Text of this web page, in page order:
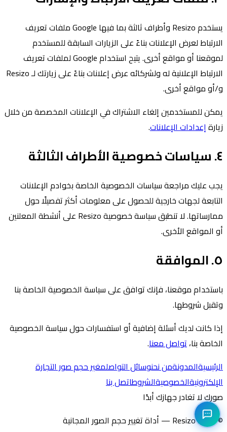
يستخدم Resizo وأطراف ثالثة بما فيها Google ملفات تعريف
الارتباط لعرض الإعلانات بناءً على الزيارات السابقة للمستخدم
لموقعنا أو مواقع أخرى. يتيح استخدام Google لملفات تعريف
الارتباط الإعلانية له ولشركائه عرض إعلانات بناءً على زيارتك لـ Resizo
و/أو مواقع أخرى.
يمكن للمستخدمين إلغاء الاشتراك في الإعلانات المخصصة من خلال
زيارةإعدادات الإعلانات.
٤. سياسات خصوصية الأطراف الثالثة
يجب عليك مراجعة سياسات الخصوصية الخاصة بخوادم الإعلانات
التابعة لجهات خارجية للحصول على معلومات أكثر تفصيلًا حول
ممارساتها. لا تنطبق سياسة خصوصية Resizo على أنشطة المعلنين
أو المواقع الأخرى.
٥. الموافقة
باستخدام موقعنا، فإنك توافق على سياسة الخصوصية الخاصة بنا
وتقبل شروطها.
إذا كانت لديك أسئلة إضافية أو استفسارات حول سياسة الخصوصية
الخاصة بنا،تواصل معنا.
الرئيسيةالمدونةمن نحنوسائل التواصلمغير حجم صور التجارة
الإلكترونيةالخصوصيةالشروطاتصل بنا
صورك لا تغادر جهازك أبدًا
©
2026Resizo — أداة تغيير حجم الصور المجانية